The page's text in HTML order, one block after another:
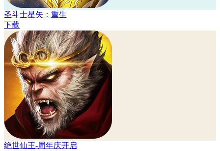
圣斗士星矢：重生
下载
绝世仙王-周年庆开启